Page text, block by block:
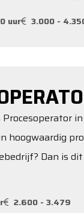
uur 3.000 -
hoogwaardig
Dan is
2.600 - 3.479